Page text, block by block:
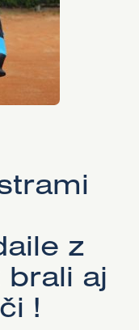
z
brali aj
!